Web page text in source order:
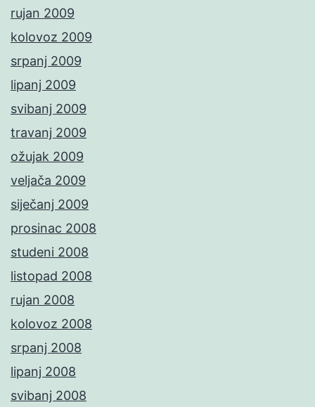
rujan 2009
kolovoz 2009
srpanj 2009
lipanj 2009
svibanj 2009
travanj 2009
ožujak 2009
veljača 2009
siječanj 2009
prosinac 2008
studeni 2008
listopad 2008
rujan 2008
kolovoz 2008
srpanj 2008
lipanj 2008
svibanj 2008